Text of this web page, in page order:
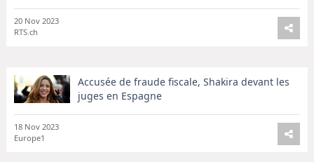
20 Nov 2023
RTS.ch
Accusée de fraude fiscale, Shakira devant les
juges en Espagne
18 Nov 2023
Europe1